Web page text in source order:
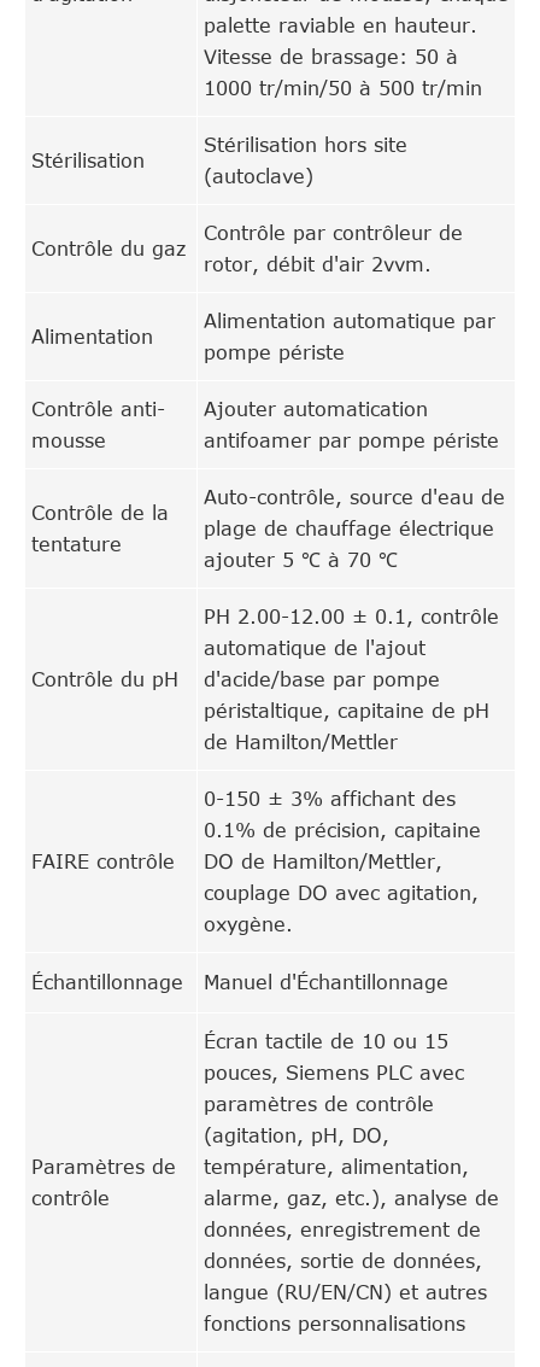
palette raviable en hauteur.
Vitesse de brassage: 50 à
1000 tr/min/50 à 500 tr/min
Stérilisation
Stérilisation hors site
(autoclave)
Contrôle du gaz
Contrôle par contrôleur de
rotor, débit d'air 2vvm.
Alimentation
Alimentation automatique par
pompe périste
Contrôle anti-
mousse
Ajouter automatication
antifoamer par pompe périste
Contrôle de la
tentature
Auto-contrôle, source d'eau de
plage de chauffage électrique
ajouter 5 ℃ à 70 ℃
Contrôle du pH
PH 2.00-12.00 ± 0.1, contrôle
automatique de l'ajout
d'acide/base par pompe
péristaltique, capitaine de pH
de Hamilton/Mettler
FAIRE contrôle
0-150 ± 3% affichant des
0.1% de précision, capitaine
DO de Hamilton/Mettler,
couplage DO avec agitation,
oxygène.
Échantillonnage Manuel d'Échantillonnage
Paramètres de
contrôle
Écran tactile de 10 ou 15
pouces, Siemens PLC avec
paramètres de contrôle
(agitation, pH, DO,
température, alimentation,
alarme, gaz, etc.), analyse de
données, enregistrement de
données, sortie de données,
langue (RU/EN/CN) et autres
fonctions personnalisations